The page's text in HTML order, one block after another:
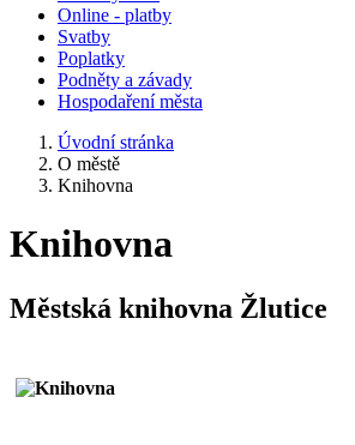
Online - platby
Svatby
Poplatky
Podněty a závady
Hospodaření města
Úvodní stránka
O městě
Knihovna
Knihovna
Městská knihovna Žlutice